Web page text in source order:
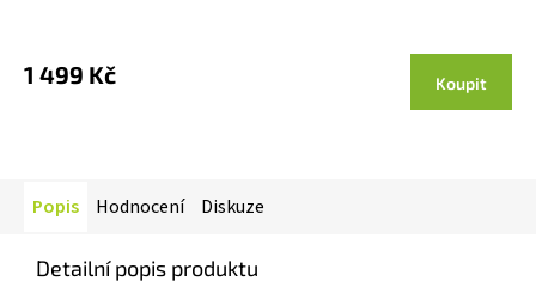
1 499 Kč Koupit
Popis Hodnocení Diskuze
Detailní popis produktu